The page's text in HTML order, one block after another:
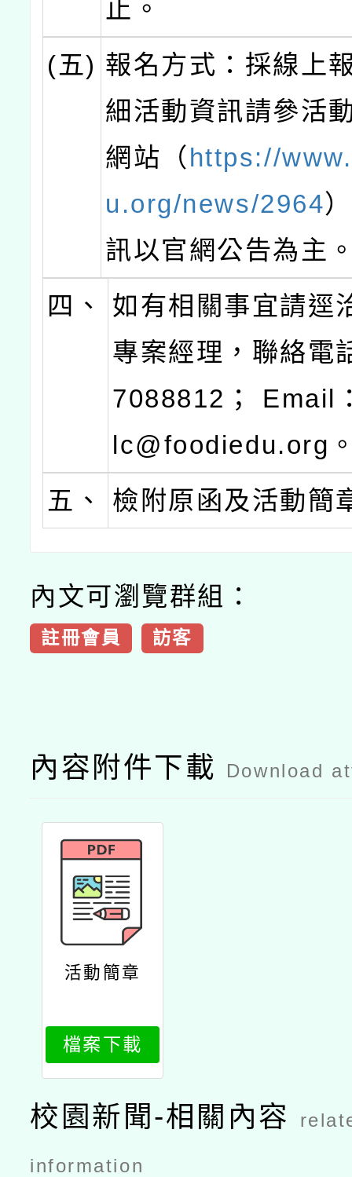
止。
(五) 報名方式：採線上
細活動資訊請參活
網站（ https://
u.org/news/2964
訊以官網公告為主
四、
如有相關事宜請逕
專案經理，聯絡電
7088812； Email
lc@foodiedu.org
五、
檢附原函及活動簡
內文可瀏覽群組：
註冊會員 訪客
內容附件下載 Download
活動簡章
檔案下載
校園新聞-相關內容
information